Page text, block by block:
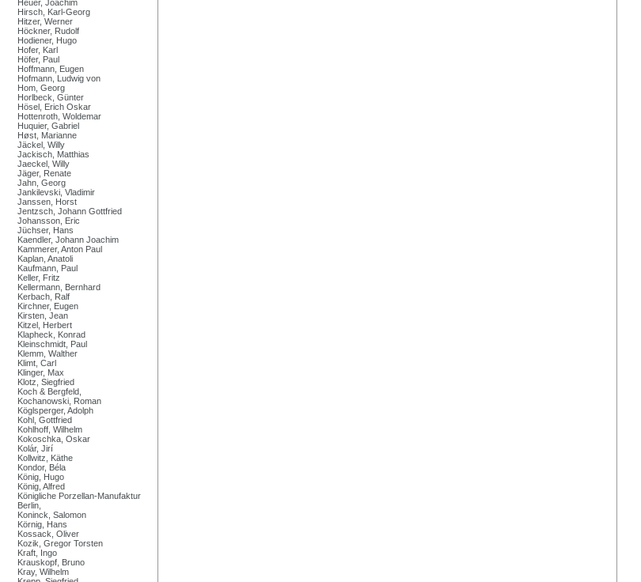
Heuer, Joachim
Hirsch, Karl-Georg
Hitzer, Werner
Höckner, Rudolf
Hodiener, Hugo
Hofer, Karl
Höfer, Paul
Hoffmann, Eugen
Hofmann, Ludwig von
Hom, Georg
Horlbeck, Günter
Hösel, Erich Oskar
Hottenroth, Woldemar
Huquier, Gabriel
Høst, Marianne
Jäckel, Willy
Jackisch, Matthias
Jaeckel, Willy
Jäger, Renate
Jahn, Georg
Jankilevski, Vladimir
Janssen, Horst
Jentzsch, Johann Gottfried
Johansson, Eric
Jüchser, Hans
Kaendler, Johann Joachim
Kammerer, Anton Paul
Kaplan, Anatoli
Kaufmann, Paul
Keller, Fritz
Kellermann, Bernhard
Kerbach, Ralf
Kirchner, Eugen
Kirsten, Jean
Kitzel, Herbert
Klapheck, Konrad
Kleinschmidt, Paul
Klemm, Walther
Klimt, Carl
Klinger, Max
Klotz, Siegfried
Koch & Bergfeld,
Kochanowski, Roman
Köglsperger, Adolph
Kohl, Gottfried
Kohlhoff, Wilhelm
Kokoschka, Oskar
Kolár, Jirí
Kollwitz, Käthe
Kondor, Béla
König, Hugo
König, Alfred
Königliche Porzellan-Manufaktur
Berlin,
Koninck, Salomon
Körnig, Hans
Kossack, Oliver
Kozik, Gregor Torsten
Kraft, Ingo
Krauskopf, Bruno
Kray, Wilhelm